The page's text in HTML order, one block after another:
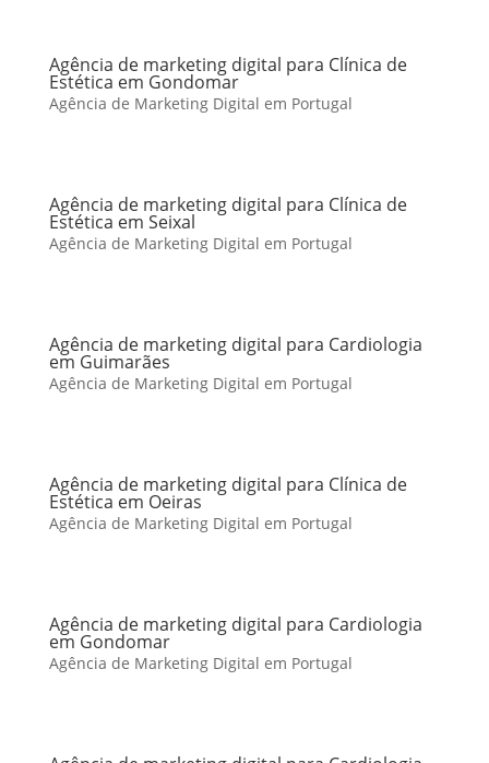
Agência de marketing digital para Clínica de
Estética em Gondomar
Agência de Marketing Digital em Portugal
Agência de marketing digital para Clínica de
Estética em Seixal
Agência de Marketing Digital em Portugal
Agência de marketing digital para Cardiologia
em Guimarães
Agência de Marketing Digital em Portugal
Agência de marketing digital para Clínica de
Estética em Oeiras
Agência de Marketing Digital em Portugal
Agência de marketing digital para Cardiologia
em Gondomar
Agência de Marketing Digital em Portugal